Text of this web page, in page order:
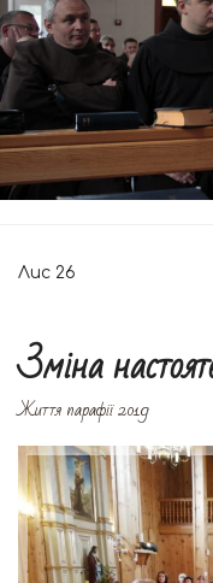
Лис 26
Зміна
Життя парафії 2019